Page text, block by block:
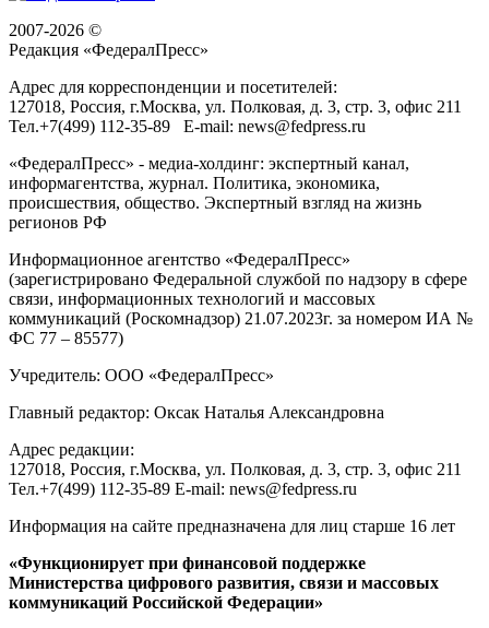
2007-2026 ©
Редакция «ФедералПресс»
Адрес для корреспонденции и посетителей:
127018, Россия, г.Москва, ул. Полковая, д. 3, стр. 3, офис 211
Тел.+7(499) 112-35-89 E-mail: news@fedpress.ru
«ФедералПресс» - медиа-холдинг: экспертный канал,
информагентства, журнал. Политика, экономика,
происшествия, общество. Экспертный взгляд на жизнь
регионов РФ
Информационное агентство «ФедералПресс»
(зарегистрировано Федеральной службой по надзору в сфере
связи, информационных технологий и массовых
коммуникаций (Роскомнадзор) 21.07.2023г. за номером ИА №
ФС 77 – 85577)
Учредитель: ООО «ФедералПресс»
Главный редактор: Оксак Наталья Александровна
Адрес редакции:
127018, Россия, г.Москва, ул. Полковая, д. 3, стр. 3, офис 211
Тел.+7(499) 112-35-89 E-mail: news@fedpress.ru
Информация на сайте предназначена для лиц старше 16 лет
«Функционирует при финансовой поддержке
Министерства цифрового развития, связи и массовых
коммуникаций Российской Федерации»